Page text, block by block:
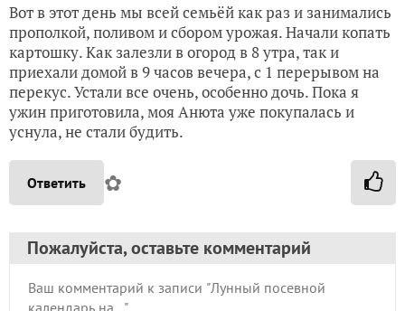
Вот в этот день мы всей семьёй как раз и занимались
прополкой, поливом и сбором урожая. Начали копать
картошку. Как залезли в огород в 8 утра, так и
приехали домой в 9 часов вечера, с 1 перерывом на
перекус. Устали все очень, особенно дочь. Пока я
ужин приготовила, моя Анюта уже покупалась и
уснула, не стали будить.
Ответить ✿
Пожалуйста, оставьте комментарий